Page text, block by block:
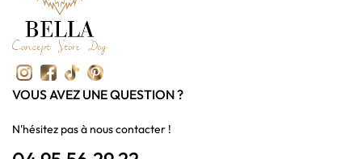
VOUS AVEZ UNE QUESTION ?
N'hésitez pas à nous contacter !